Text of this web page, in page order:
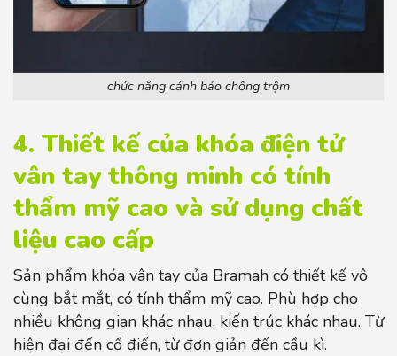
chức năng cảnh báo chống trộm
4. Thiết kế của khóa điện tử
vân tay thông minh có tính
thẩm mỹ cao và sử dụng chất
liệu cao cấp
Sản phẩm khóa vân tay của Bramah có thiết kế vô
cùng bắt mắt, có tính thẩm mỹ cao. Phù hợp cho
nhiều không gian khác nhau, kiến trúc khác nhau. Từ
hiện đại đến cổ điển, từ đơn giản đến cầu kì.